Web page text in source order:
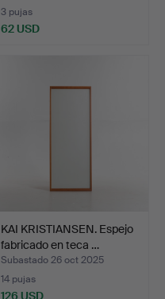
3 pujas
62 USD
KAI KRISTIANSEN. Espejo
fabricado en teca …
Subastado 26 oct 2025
14 pujas
126 USD